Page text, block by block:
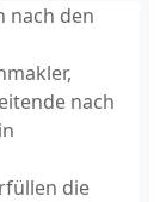
nach den
nach
die